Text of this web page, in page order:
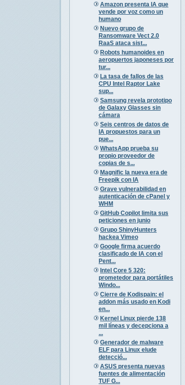
Amazon presenta IA que
vende por voz como un
humano
Nuevo grupo de
Ransomware Vect 2.0
RaaS ataca sist...
Robots humanoides en
aeropuertos japoneses por
tur...
La tasa de fallos de las
CPU Intel Raptor Lake
sup...
Samsung revela prototipo
de Galaxy Glasses sin
cámara
Seis centros de datos de
IA propuestos para un
pue...
WhatsApp prueba su
propio proveedor de
copias de s...
Magnific la nueva era de
Freepik con IA
Grave vulnerabilidad en
autenticación de cPanel y
WHM
GitHub Copilot limita sus
peticiones en junio
Grupo ShinyHunters
hackea Vimeo
Google firma acuerdo
clasificado de IA con el
Pent...
Intel Core 5 320:
prometedor para portátiles
Windo...
Cierre de Kodispain: el
addon más usado en Kodi
en...
Kernel Linux pierde 138
mil líneas y decepciona a
...
Generador de malware
ELF para Linux elude
detecció...
ASUS presenta nuevas
fuentes de alimentación
TUF G...